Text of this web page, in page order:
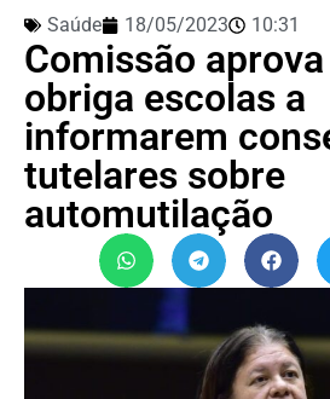
Saúde 18/05/2023 10:31
Comissão
obriga escolas a
informarem
tutelares sobre
automutilação